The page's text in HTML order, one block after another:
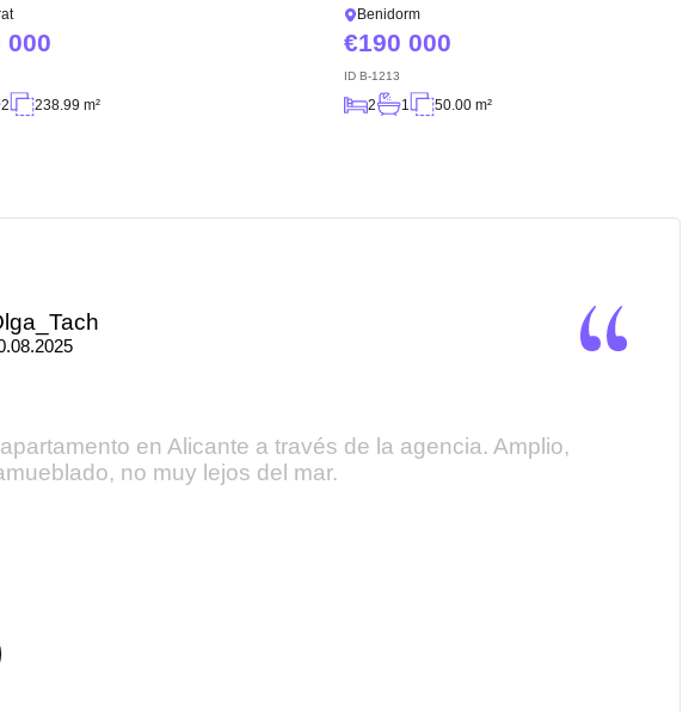
000
2 238.99 m²
Benidorm
190 000
ID B-1213
2 1 50.00 m²
en Alicante a través de la agencia. Amplio,
no muy lejos del mar.